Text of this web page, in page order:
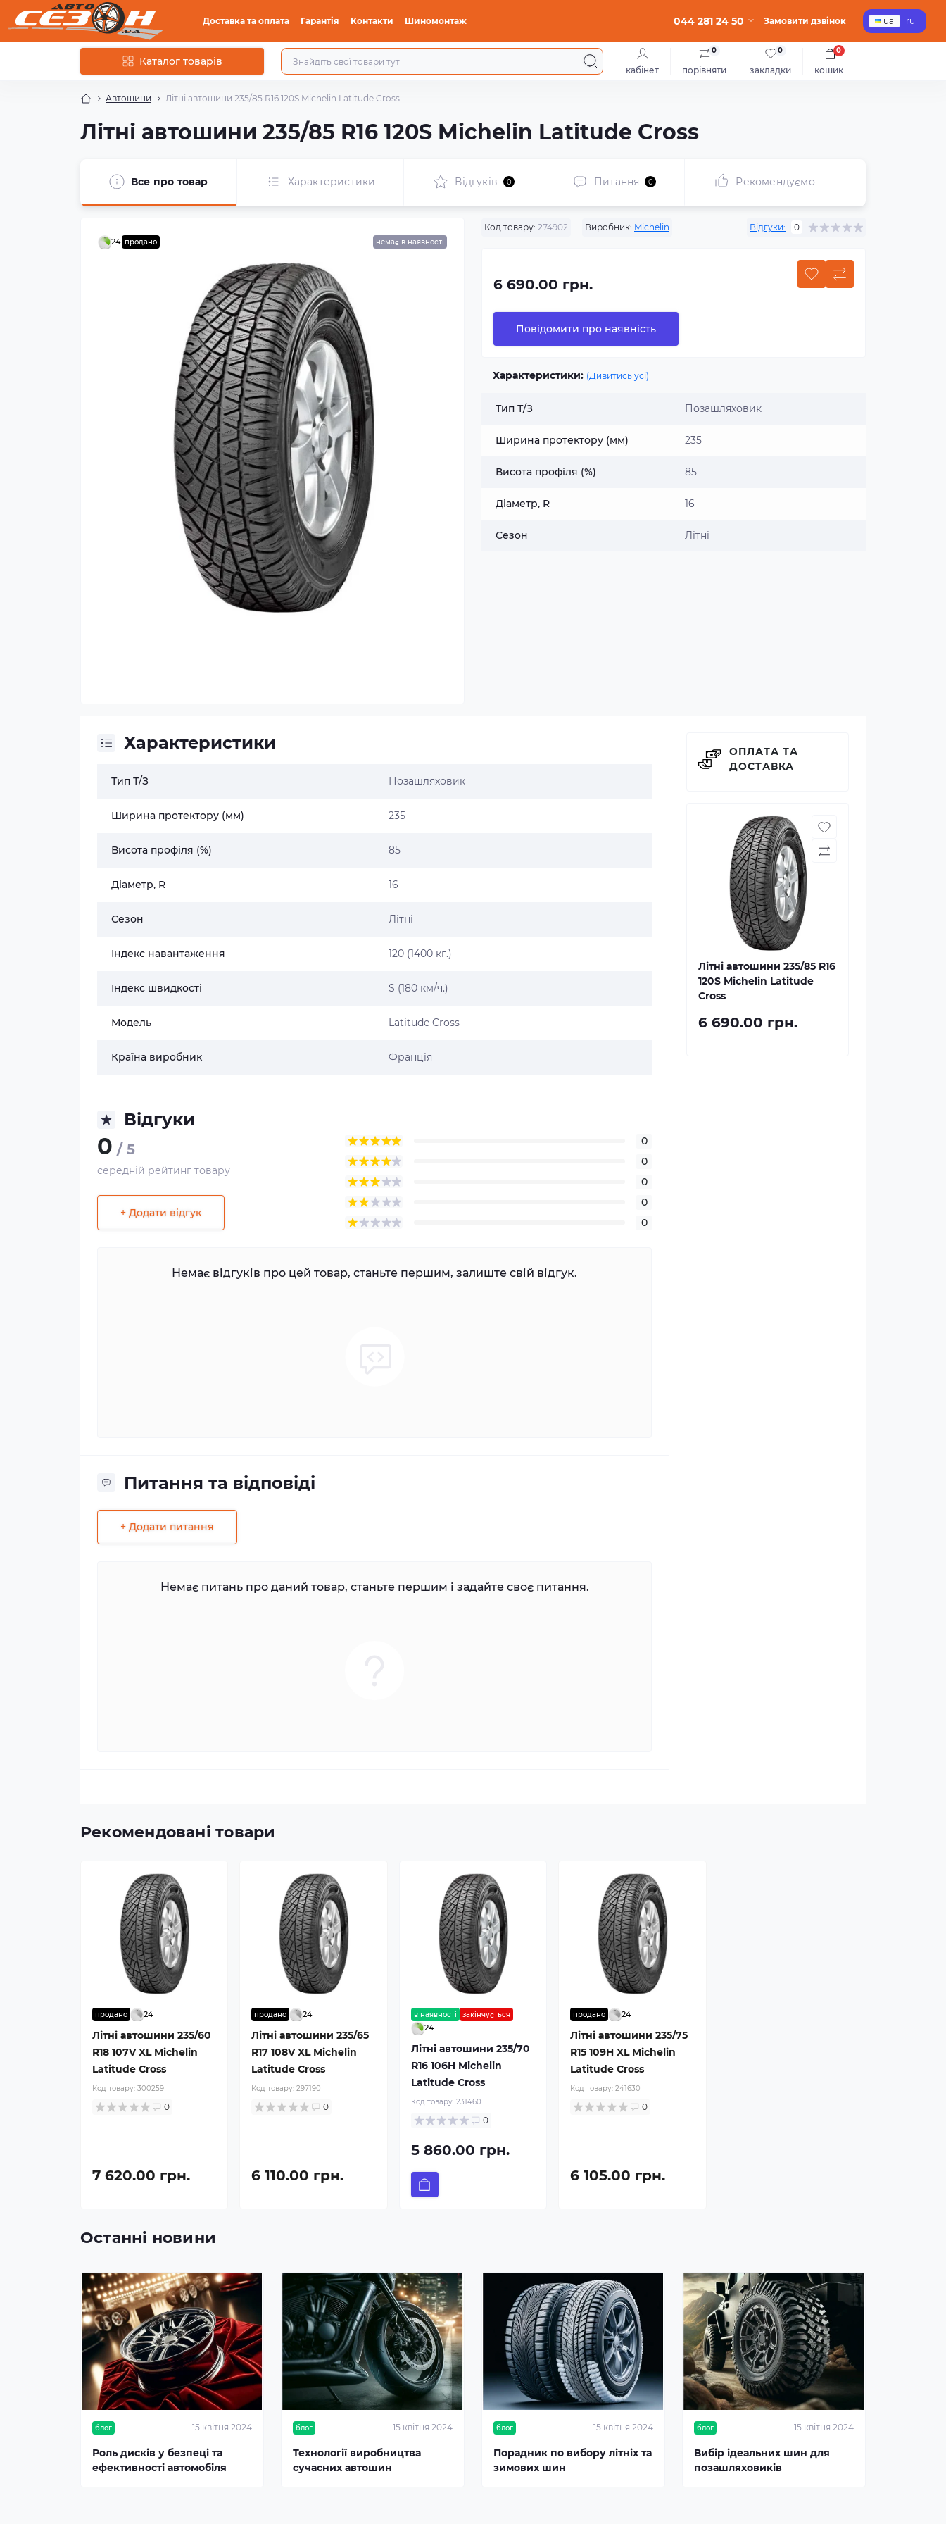
Доставка та оплата Гарантія Контакти Шиномонтаж 044 281 24 50 Замовити дзвінок ua ru
Каталог товарів
кабінет порівняти
0
закладки
0
кошик
0
Автошини Літні автошини 235/85 R16 120S Michelin Latitude Cross
Літні автошини 235/85 R16 120S Michelin Latitude Cross
Все про товар Характеристики Відгуків 0 Питання 0 Рекомендуємо
24 продано немає в наявності
Код товару: 274902 Виробник: Michelin Відгуки: 0
6 690.00 грн.
Повідомити про наявність
Характеристики: (Дивитись усі)
Тип Т/З Позашляховик
Ширина протектору (мм) 235
Висота профіля (%) 85
Діаметр, R 16
Сезон Літні
Характеристики
Тип Т/З Позашляховик
Ширина протектору (мм) 235
Висота профіля (%) 85
Діаметр, R 16
Сезон Літні
Індекс навантаження 120 (1400 кг.)
Індекс швидкості S (180 км/ч.)
Модель Latitude Cross
Країна виробник Франція
Відгуки
0 / 5
середній рейтинг товару
+ Додати відгук
0
0
0
0
0
Немає відгуків про цей товар, станьте першим, залиште свій відгук.
Питання та відповіді
+ Додати питання
Немає питань про даний товар, станьте першим і задайте своє питання.
ОПЛАТА ТА
ДОСТАВКА
Літні автошини 235/85 R16
120S Michelin Latitude
Cross
6 690.00 грн.
Рекомендовані товари
продано 24
Літні автошини 235/60
R18 107V XL Michelin
Latitude Cross
Код товару: 300259
0
7 620.00 грн.
продано 24
Літні автошини 235/65
R17 108V XL Michelin
Latitude Cross
Код товару:297190
0
6 110.00 грн.
в наявності закінчується
24
Літні автошини 235/70
R16 106H Michelin
Latitude Cross
Код товару: 231460
0
5 860.00 грн.
продано 24
Літні автошини 235/75
R15 109H XL Michelin
Latitude Cross
Код товару:241630
0
6 105.00 грн.
Останні новини
блог 15 квітня 2024
Роль дисків у безпеці та
ефективності автомобіля
блог 15 квітня 2024
Технології виробництва
сучасних автошин
блог 15 квітня 2024
Порадник по вибору літніх та
зимових шин
блог 15 квітня 2024
Вибір ідеальних шин для
позашляховиків